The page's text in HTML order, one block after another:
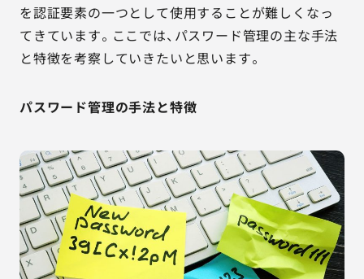
を認証要素の一つとして使用することが難しくなっ
てきています。ここでは、パスワード管理の主な手法
と特徴を考察していきたいと思います。
パスワード管理の手法と特徴